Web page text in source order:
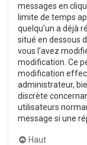
messages en
limite de temps
quelqu’un a déjà
situé en dessous
vous l’avez
modification. Ce
modification
administrateur,
discrète
utilisateurs
message si une
Haut